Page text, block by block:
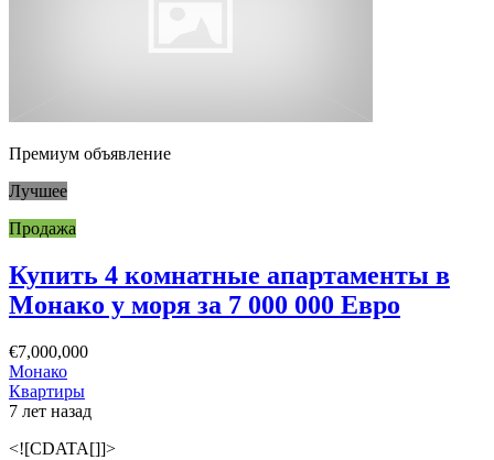
Премиум объявление
Лучшее
Продажа
Купить 4 комнатные апартаменты в
Монако у моря за 7 000 000 Евро
€7,000,000
Монако
Квартиры
7 лет назад
<![CDATA[]]>